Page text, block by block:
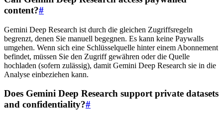
content?#
Gemini Deep Research ist durch die gleichen Zugriffsregeln
begrenzt, denen Sie manuell begegnen. Es kann keine Paywalls
umgehen. Wenn sich eine Schlüsselquelle hinter einem Abonnement
befindet, müssen Sie den Zugriff gewähren oder die Quelle
hochladen (sofern zulässig), damit Gemini Deep Research sie in die
Analyse einbeziehen kann.
Does Gemini Deep Research support private datasets
and confidentiality?#